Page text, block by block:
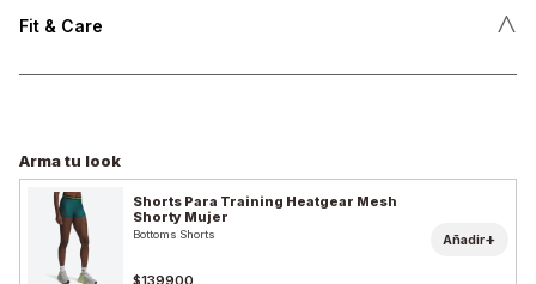
Fit & Care ˄
Arma tu look
Shorts Para Training Heatgear Mesh
Shorty Mujer
Bottoms Shorts
$139900
Añadir+